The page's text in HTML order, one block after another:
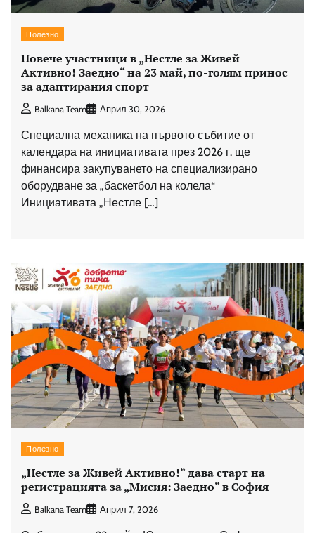
Полезно
Повече участници в „Нестле за Живей
Активно! Заедно“ на 23 май, по-голям принос
за адаптирания спорт
Balkana Team Април 30, 2026
Специална механика на първото събитие от
календара на инициативата през 2026 г. ще
финансира закупуването на специализирано
оборудване за „баскетбол на колела“
Инициативата „Нестле […]
Полезно
„Нестле за Живей Активно!“ дава старт на
регистрацията за „Мисия: Заедно“ в София
Balkana Team Април 7, 2026